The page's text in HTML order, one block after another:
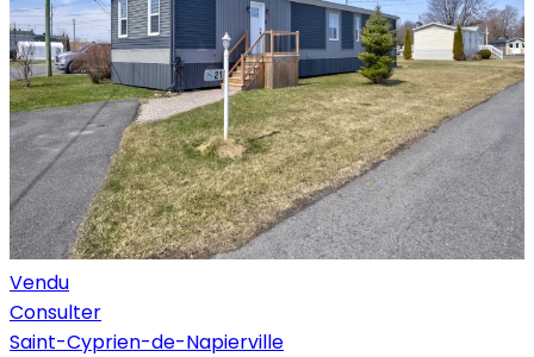
Vendu
Consulter
Saint-Cyprien-de-Napierville